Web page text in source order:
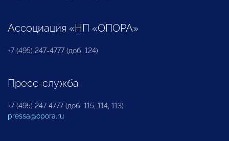
Ассоциация «НП «ОПОРА»
+7 (495) 247-4777 (доб. 124)
Пресс-служба
+7 (495) 247 4777 (доб. 115, 114, 113)
pressa@opora.ru